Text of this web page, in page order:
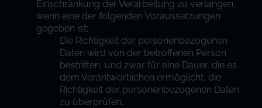
Einschränkung der Verarbeitung zu verlangen,
wenn eine der folgenden Voraussetzungen
gegeben ist:
Die Richtigkeit der personenbezogenen
Daten wird von der betroffenen Person
bestritten, und zwar für eine Dauer, die es
dem Verantwortlichen ermöglicht, die
Richtigkeit der personenbezogenen Daten
zu überprüfen.